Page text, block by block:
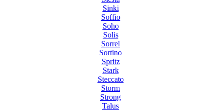
Sinki
Soffio
Soho
Solis
Sorrel
Sortino
Spritz
Stark
Steccato
Storm
Strong
Talus